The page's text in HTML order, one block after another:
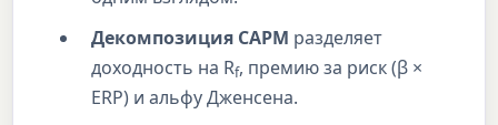
Декомпозиция CAPM разделяет
доходность на Rf, премию за риск (β ×
ERP) и альфу Дженсена.